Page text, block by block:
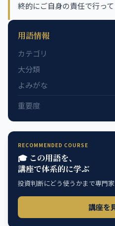
終的にご自身の責任で行って
用語情報
カテゴリ
大分類
よみがな
重要度
RECOMMENDED COURSE
🎓 この用語を、
講座で体系的に学ぶ
投資判断にどう使うかまで専門家
講座を